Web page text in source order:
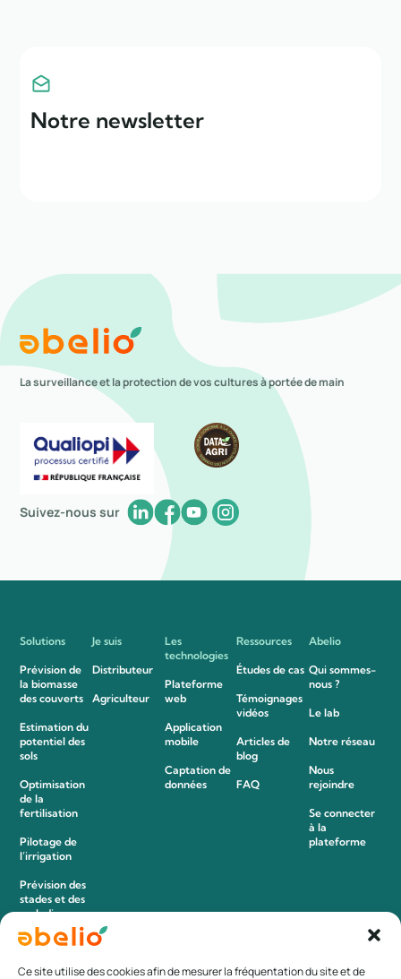
Ce site utilise des cookies afin de mesurer la fréquentation du site et de
Notre newsletter
La surveillance et la protection de vos cultures à portée de main
Suivez-nous sur
Solutions
Prévision de
la biomasse
des couverts
Estimation du
potentiel des
sols
Optimisation
de la
fertilisation
Pilotage de
l’irrigation
Prévision des
stades et des
maladies
Détection des
Je suis
Distributeur
Agriculteur
Les
technologies
Plateforme
web
Application
mobile
Captation de
données
Ressources
Études de cas
Témoignages
vidéos
Articles de
blog
FAQ
Abelio
Qui sommes-
nous ?
Le lab
Notre réseau
Nous
rejoindre
Se connecter
à la
plateforme